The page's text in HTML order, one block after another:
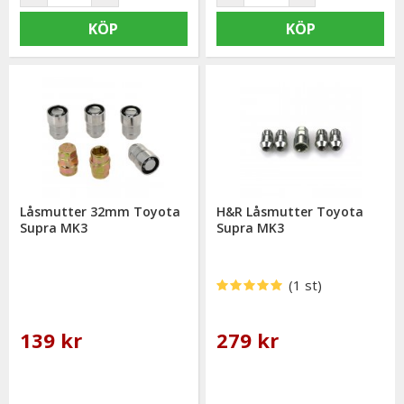
KÖP KÖP
Låsmutter 32mm Toyota
Supra MK3
139 kr
H&R Låsmutter Toyota
Supra MK3
(1 st)
279 kr